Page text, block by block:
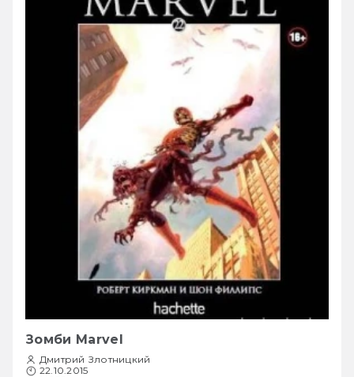
Зомби Marvel
Дмитрий Злотницкий
22.10.2015